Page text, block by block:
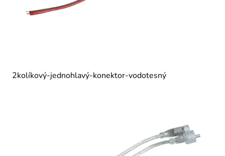
2kolíkový-jednohlavý-konektor-vodotesný